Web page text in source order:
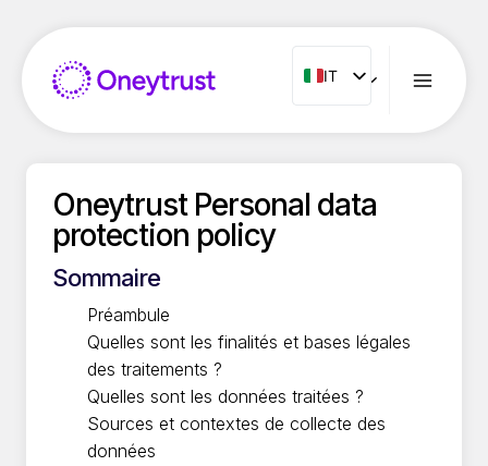
contenuto
IT
IT
ENG
NL
Oneytrust Personal data
protection policy
Sommaire
Préambule
Quelles sont les finalités et bases légales
des traitements ?
Quelles sont les données traitées ?
Sources et contextes de collecte des
données